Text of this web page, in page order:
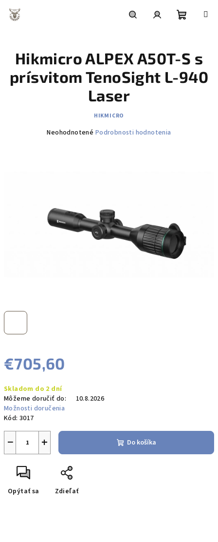
obsah
košík
€705,60
cena:
Skladom do 2 dní
Môžeme doručiť do:
10.8.2026
Možnosti doručenia
Kód: 3017
+
− Do košíka
Opýtať sa Zdieľať
Hikmicro ALPEX A50T-S s
prísvitom TenoSight L-940
Laser
HIKMICRO
Priemerné
Neohodnotené Podrobnosti hodnotenia